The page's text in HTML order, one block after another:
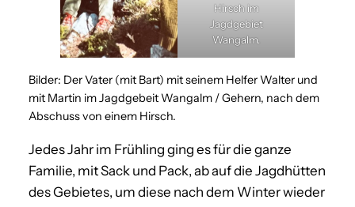
Hirsch im
Jagdgebiet
Wangalm.
Bilder: Der Vater (mit Bart) mit seinem Helfer Walter und
mit Martin im Jagdgebeit Wangalm / Gehern, nach dem
Abschuss von einem Hirsch.
Jedes Jahr im Frühling ging es für die ganze
Familie, mit Sack und Pack, ab auf die Jagdhütten
des Gebietes, um diese nach dem Winter wieder